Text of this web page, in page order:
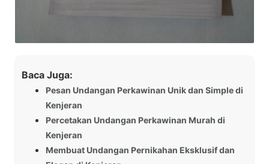
Baca Juga:
Pesan Undangan Perkawinan Unik dan Simple di
Kenjeran
Percetakan Undangan Perkawinan Murah di
Kenjeran
Membuat Undangan Pernikahan Eksklusif dan